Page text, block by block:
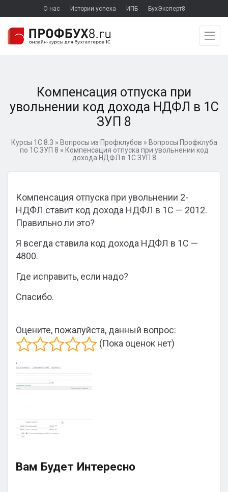
О нас Истории успеха ИПБ БухЭксперт8
Компенсация отпуска при
увольнении код дохода НДФЛ в 1С
ЗУП 8
Курсы 1С 8.3 » Вопросы из Профклубов » Вопросы Профклуба
по 1С:ЗУП 8 » Компенсация отпуска при увольнении код
дохода НДФЛ в 1С ЗУП 8
Компенсация отпуска при увольнении 2-
НДФЛ ставит код дохода НДФЛ в 1С — 2012.
Правильно ли это?
Я всегда ставила код дохода НДФЛ в 1С —
4800.
Где исправить, если надо?
Спасибо.
Оцените, пожалуйста, данный вопрос:
(Пока оценок нет)
Вам Будет Интересно